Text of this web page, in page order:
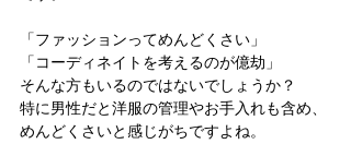
「ファッションってめんどくさい」
「コーディネイトを考えるのが億劫」
そんな方もいるのではないでしょうか？
特に男性だと洋服の管理やお手入れも含め、
めんどくさいと感じがちですよね。